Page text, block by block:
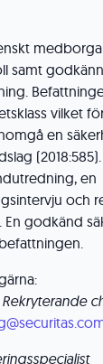
samt
vilket
en
en
och
En godkänd
Rekryterande